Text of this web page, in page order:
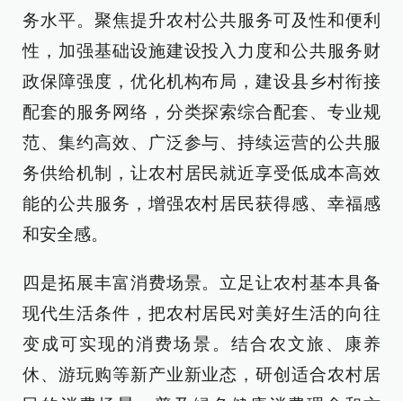
务水平。聚焦提升农村公共服务可及性和便利
性，加强基础设施建设投入力度和公共服务财
政保障强度，优化机构布局，建设县乡村衔接
配套的服务网络，分类探索综合配套、专业规
范、集约高效、广泛参与、持续运营的公共服
务供给机制，让农村居民就近享受低成本高效
能的公共服务，增强农村居民获得感、幸福感
和安全感。
四是拓展丰富消费场景。立足让农村基本具备
现代生活条件，把农村居民对美好生活的向往
变成可实现的消费场景。结合农文旅、康养
休、游玩购等新产业新业态，研创适合农村居